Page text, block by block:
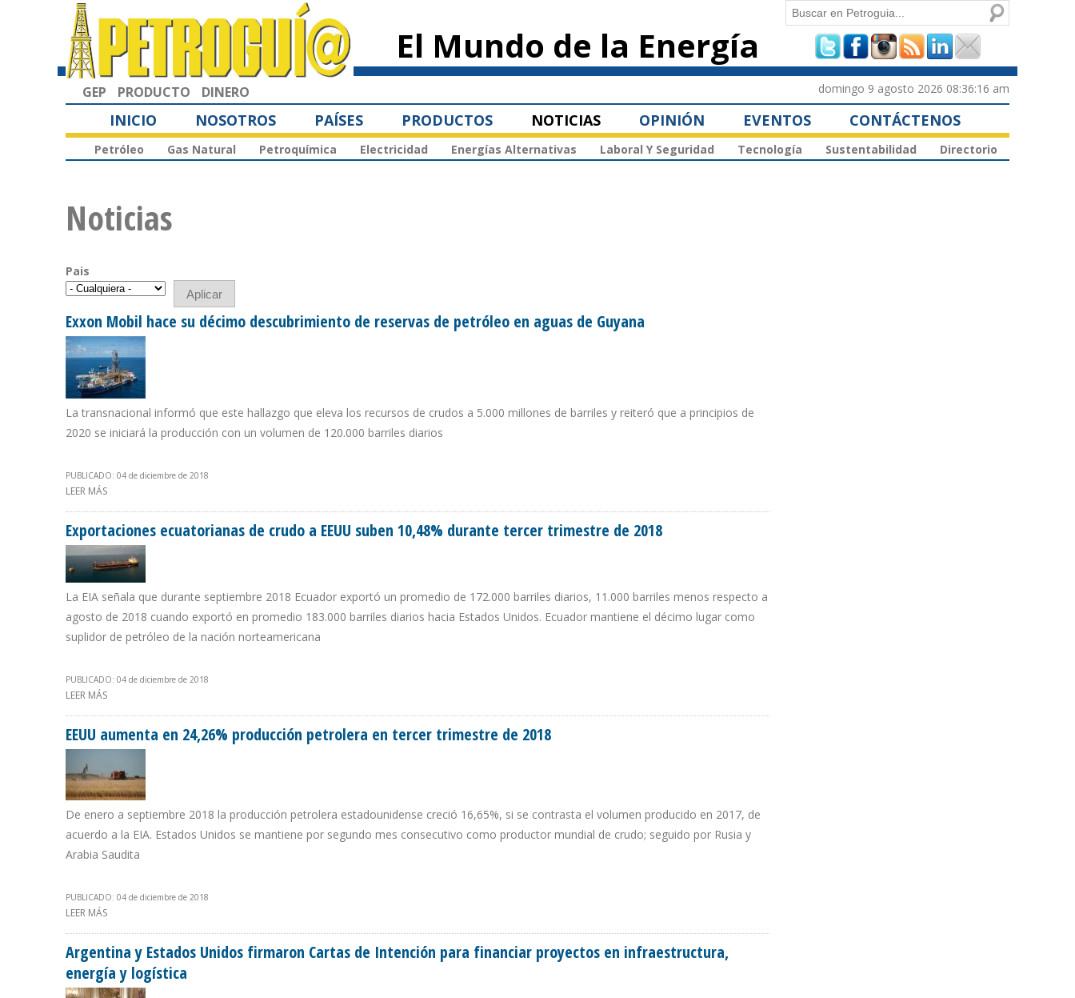
principal
El Mundo de la Energía
Formulario de
búsqueda
Buscar
GEP PRODUCTO DINERO domingo 9 agosto 2026 08:36:16 am
INICIO NOSOTROS PAÍSES PRODUCTOS NOTICIAS OPINIÓN EVENTOS CONTÁCTENOS
Petróleo Gas Natural Petroquímica Electricidad Energías Alternativas Laboral Y Seguridad Tecnología Sustentabilidad Directorio
Noticias
Pais
Exxon Mobil hace su décimo descubrimiento de reservas de petróleo en aguas de Guyana
La transnacional informó que este hallazgo que eleva los recursos de crudos a 5.000 millones de barriles y reiteró que a principios de
2020 se iniciará la producción con un volumen de 120.000 barriles diarios
PUBLICADO: 04 de diciembre de 2018
LEER MÁS
Exportaciones ecuatorianas de crudo a EEUU suben 10,48% durante tercer trimestre de 2018
La EIA señala que durante septiembre 2018 Ecuador exportó un promedio de 172.000 barriles diarios, 11.000 barriles menos respecto a
agosto de 2018 cuando exportó en promedio 183.000 barriles diarios hacia Estados Unidos. Ecuador mantiene el décimo lugar como
suplidor de petróleo de la nación norteamericana
PUBLICADO: 04 de diciembre de 2018
LEER MÁS
EEUU aumenta en 24,26% producción petrolera en tercer trimestre de 2018
De enero a septiembre 2018 la producción petrolera estadounidense creció 16,65%, si se contrasta el volumen producido en 2017, de
acuerdo a la EIA. Estados Unidos se mantiene por segundo mes consecutivo como productor mundial de crudo; seguido por Rusia y
Arabia Saudita
PUBLICADO: 04 de diciembre de 2018
LEER MÁS
Argentina y Estados Unidos firmaron Cartas de Intención para financiar proyectos en infraestructura,
energía y logística